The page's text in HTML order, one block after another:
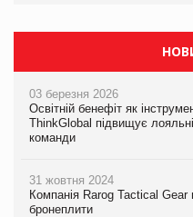
03 березня 2026
Освітній бенефіт як
ThinkGlobal підвищує
команди
31 жовтня 2024
Компанія Rarog Tactical Gear
бронеплити